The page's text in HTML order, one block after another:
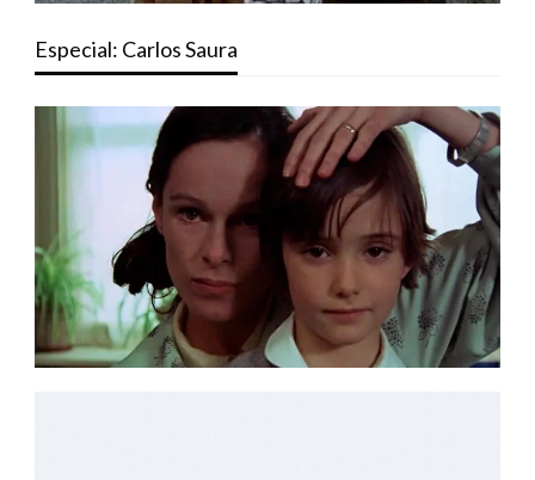
Especial: Carlos Saura